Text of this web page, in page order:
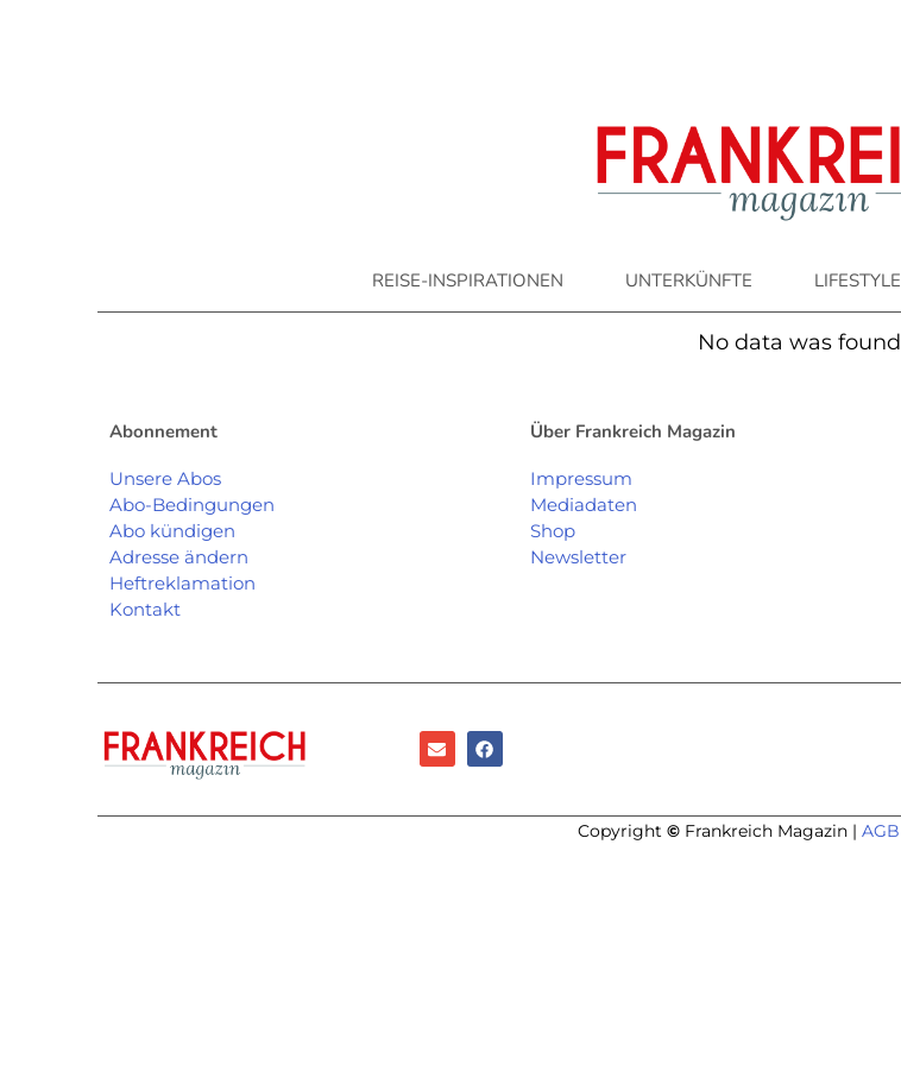
REISE-INSPIRATIONEN UNTERKÜNFTE LIFESTYLE
No data was found
Abonnement
Unsere Abos
Abo-Bedingungen
Abo kündigen
Adresse ändern
Heftreklamation
Kontakt
Über Frankreich Magazin
Impressum
Mediadaten
Shop
Newsletter
Copyright © Frankreich Magazin | AGB